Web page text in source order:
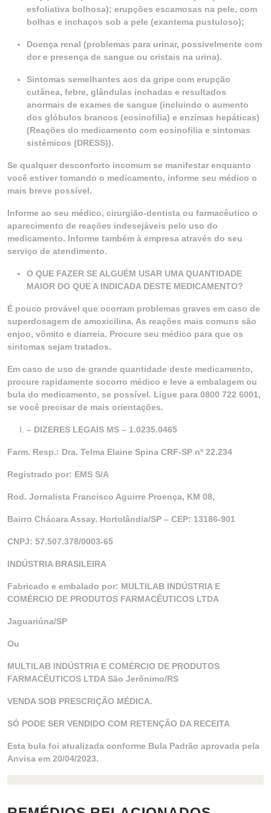
esfoliativa bolhosa); erupções escamosas na pele, com
bolhas e inchaços sob a pele (exantema pustuloso);
Doença renal (problemas para urinar, possivelmente com
dor e presença de sangue ou cristais na urina).
Sintomas semelhantes aos da gripe com erupção
cutânea, febre, glândulas inchadas e resultados
anormais de exames de sangue (incluindo o aumento
dos glóbulos brancos (eosinofilia) e enzimas hepáticas)
(Reações do medicamento com eosinofilia e sintomas
sistêmicos (DRESS)).
Se qualquer desconforto incomum se manifestar enquanto
você estiver tomando o medicamento, informe seu médico o
mais breve possível.
Informe ao seu médico, cirurgião-dentista ou farmacêutico o
aparecimento de reações indesejáveis pelo uso do
medicamento. Informe também à empresa através do seu
serviço de atendimento.
O QUE FAZER SE ALGUÉM USAR UMA QUANTIDADE
MAIOR DO QUE A INDICADA DESTE MEDICAMENTO?
É pouco provável que ocorram problemas graves em caso de
superdosagem de amoxicilina. As reações mais comuns são
enjoo, vômito e diarreia. Procure seu médico para que os
sintomas sejam tratados.
Em caso de uso de grande quantidade deste medicamento,
procure rapidamente socorro médico e leve a embalagem ou
bula do medicamento, se possível. Ligue para 0800 722 6001,
se você precisar de mais orientações.
– DIZERES LEGAIS MS – 1.0235.0465
Farm. Resp.: Dra. Telma Elaine Spina CRF-SP nº 22.234
Registrado por: EMS S/A
Rod. Jornalista Francisco Aguirre Proença, KM 08,
Bairro Chácara Assay. Hortolândia/SP – CEP: 13186-901
CNPJ: 57.507.378/0003-65
INDÚSTRIA BRASILEIRA
Fabricado e embalado por: MULTILAB INDÚSTRIA E
COMÉRCIO DE PRODUTOS FARMACÊUTICOS LTDA
Jaguariúna/SP
Ou
MULTILAB INDÚSTRIA E COMÉRCIO DE PRODUTOS
FARMACÊUTICOS LTDA São Jerônimo/RS
VENDA SOB PRESCRIÇÃO MÉDICA.
SÓ PODE SER VENDIDO COM RETENÇÃO DA RECEITA
Esta bula foi atualizada conforme Bula Padrão aprovada pela
Anvisa em 20/04/2023.